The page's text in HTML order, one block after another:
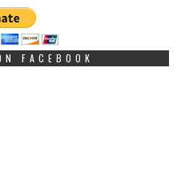
FACEBOOK